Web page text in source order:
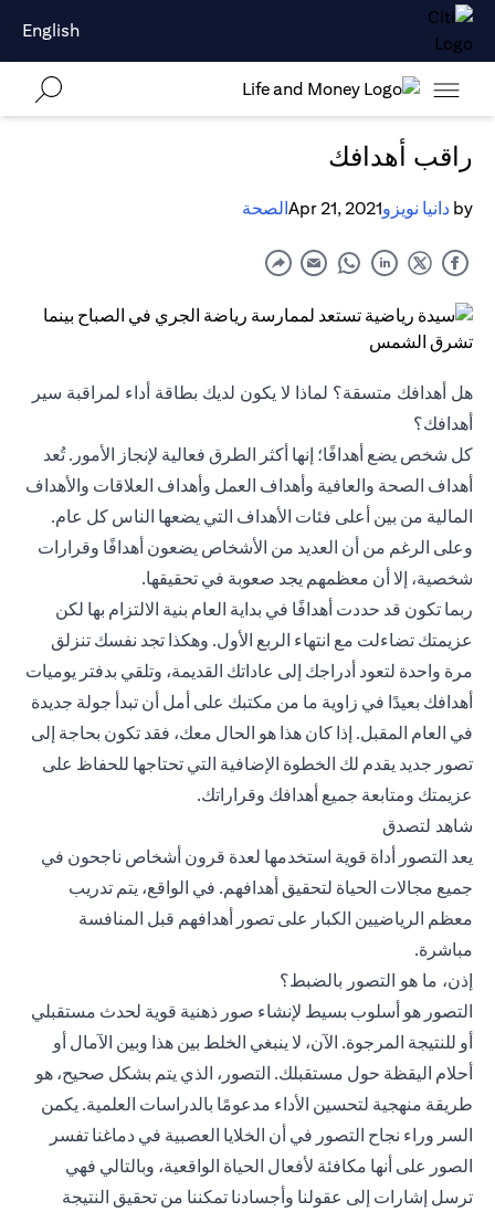
English
راقب أهدافك
by دانيا نويزوApr 21, 2021الصحة
هل أهدافك متسقة؟ لماذا لا يكون لديك بطاقة أداء لمراقبة سير
أهدافك؟
كل شخص يضع أهدافًا؛ إنها أكثر الطرق فعالية لإنجاز الأمور. تُعد
أهداف الصحة والعافية وأهداف العمل وأهداف العلاقات والأهداف
المالية من بين أعلى فئات الأهداف التي يضعها الناس كل عام.
وعلى الرغم من أن العديد من الأشخاص يضعون أهدافًا وقرارات
شخصية، إلا أن معظمهم يجد صعوبة في تحقيقها.
ربما تكون قد حددت أهدافًا في بداية العام بنية الالتزام بها لكن
عزيمتك تضاءلت مع انتهاء الربع الأول. وهكذا تجد نفسك تنزلق
مرة واحدة لتعود أدراجك إلى عاداتك القديمة، وتلقي بدفتر يوميات
أهدافك بعيدًا في زاوية ما من مكتبك على أمل أن تبدأ جولة جديدة
في العام المقبل. إذا كان هذا هو الحال معك، فقد تكون بحاجة إلى
تصور جديد يقدم لك الخطوة الإضافية التي تحتاجها للحفاظ على
عزيمتك ومتابعة جميع أهدافك وقراراتك.
شاهد لتصدق
يعد التصور أداة قوية استخدمها لعدة قرون أشخاص ناجحون في
جميع مجالات الحياة لتحقيق أهدافهم. في الواقع، يتم تدريب
معظم الرياضيين الكبار على تصور أهدافهم قبل المنافسة
مباشرة.
إذن، ما هو التصور بالضبط؟
التصور هو أسلوب بسيط لإنشاء صور ذهنية قوية لحدث مستقبلي
أو للنتيجة المرجوة. الآن، لا ينبغي الخلط بين هذا وبين الآمال أو
أحلام اليقظة حول مستقبلك. التصور، الذي يتم بشكل صحيح، هو
طريقة منهجية لتحسين الأداء مدعومًا بالدراسات العلمية. يكمن
السر وراء نجاح التصور في أن الخلايا العصبية في دماغنا تفسر
الصور على أنها مكافئة لأفعال الحياة الواقعية، وبالتالي فهي
ترسل إشارات إلى عقولنا وأجسادنا تمكننا من تحقيق النتيجة